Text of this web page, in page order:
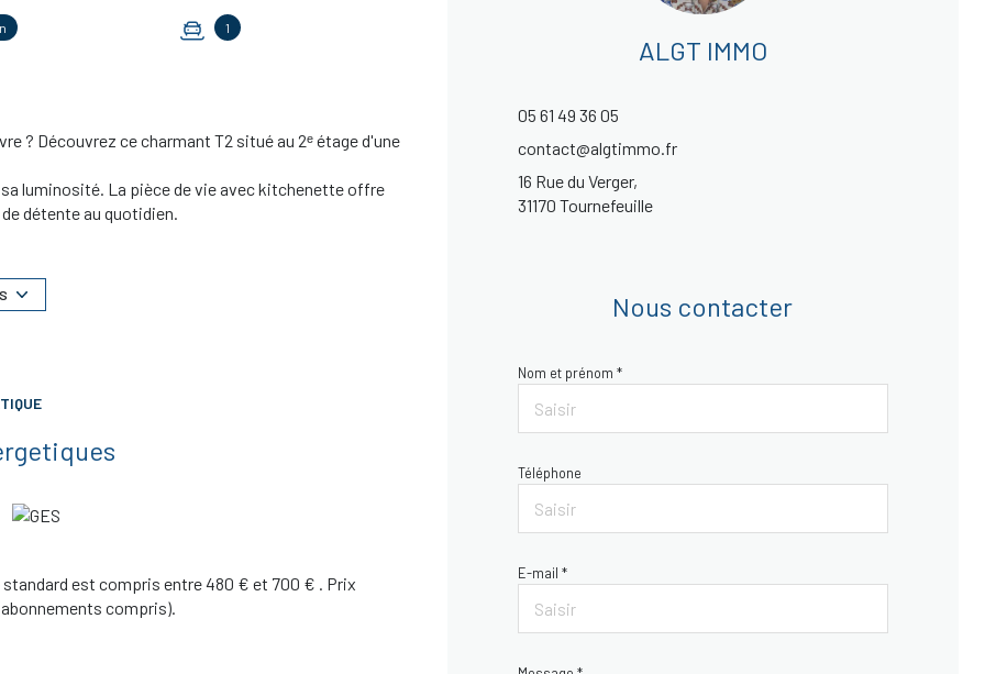
1
? Découvrez ce charmant T2 situé au 2ᵉ étage d'une
luminosité. La pièce de vie avec kitchenette offre
détente au quotidien.
l'ensemble.
des transports et des principaux axes de
disponibles sur le site
est compris entre 480 € et 700 € . Prix
compris).
ALGT IMMO
05 61 49 36 05
contact@algtimmo.fr
16 Rue du Verger,
31170 Tournefeuille
Nous contacter
Nom et prénom *
Téléphone
E-mail *